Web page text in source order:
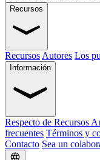
Recursos
Recursos Autores Los
Información
Respecto de Recursos
frecuentes Términos y
Contacto Sea un